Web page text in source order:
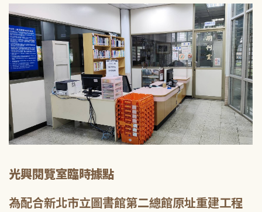
光興閱覽室臨時據點
為配合新北市立圖書館第二總館原址重建工程